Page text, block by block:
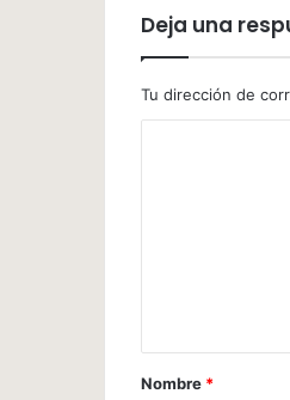
Deja una
Tu dirección de
Nombre *